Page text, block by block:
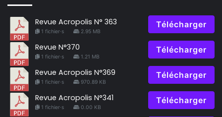
Revue Acropolis N° 363
1 fichier·s 2.95 MB
Télécharger
Revue N°370
1 fichier·s 1.21 MB
Télécharger
Revue Acropolis N°369
1 fichier·s 970.89 KB
Télécharger
Revue Acropolis N°341
1 fichier·s 0.00 KB
Télécharger